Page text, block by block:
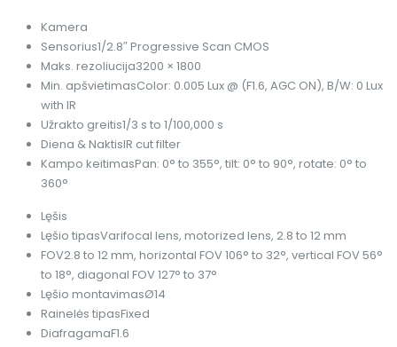
Kamera
Sensorius1/2.8″ Progressive Scan CMOS
Maks. rezoliucija3200 × 1800
Min. apšvietimasColor: 0.005 Lux @ (F1.6, AGC ON), B/W: 0 Lux
with IR
Užrakto greitis1/3 s to 1/100,000 s
Diena & NaktisIR cut filter
Kampo keitimasPan: 0° to 355°, tilt: 0° to 90°, rotate: 0° to
360°
Lęšis
Lęšio tipasVarifocal lens, motorized lens, 2.8 to 12 mm
FOV2.8 to 12 mm, horizontal FOV 106° to 32°, vertical FOV 56°
to 18°, diagonal FOV 127° to 37°
Lęšio montavimasØ14
Rainelės tipasFixed
DiafragamaF1.6